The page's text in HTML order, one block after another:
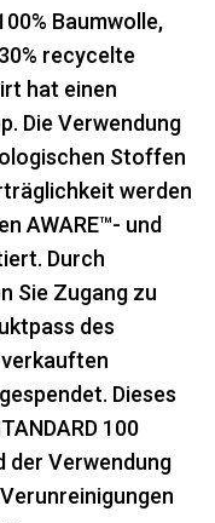
Baumwolle,
recycelte
hat einen
Die Verwendung
Stoffen
werden
AWARE™- und
Durch
Sie Zugang zu
des
verkauften
Dieses
100
Verwendung